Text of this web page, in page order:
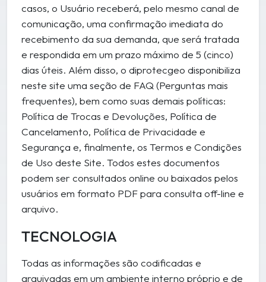
casos, o Usuário receberá, pelo mesmo canal de
comunicação, uma confirmação imediata do
recebimento da sua demanda, que será tratada
e respondida em um prazo máximo de 5 (cinco)
dias úteis. Além disso, o diprotecgeo disponibiliza
neste site uma seção de FAQ (Perguntas mais
frequentes), bem como suas demais políticas:
Política de Trocas e Devoluções, Política de
Cancelamento, Política de Privacidade e
Segurança e, finalmente, os Termos e Condições
de Uso deste Site. Todos estes documentos
podem ser consultados online ou baixados pelos
usuários em formato PDF para consulta off-line e
arquivo.
TECNOLOGIA
Todas as informações são codificadas e
arquivadas em um ambiente interno próprio e de